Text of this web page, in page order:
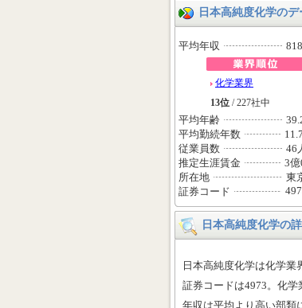
日本高純度化学のデ
平均年収
化学業界
13位 / 227社中
平均年齢
平均勤続年数
従業員数
46
推定生涯賃金
3
所在地
東
証券コード
日本高純度化学の
日本高純度化学は化学業
証券コードは4973。化
年収は平均より高い部類